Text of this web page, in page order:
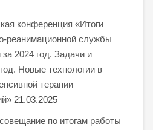
конференция «Итоги
реанимационной службы
2024 год. Задачи и
Новые технологии в
терапии
21.03.2025
по итогам работы